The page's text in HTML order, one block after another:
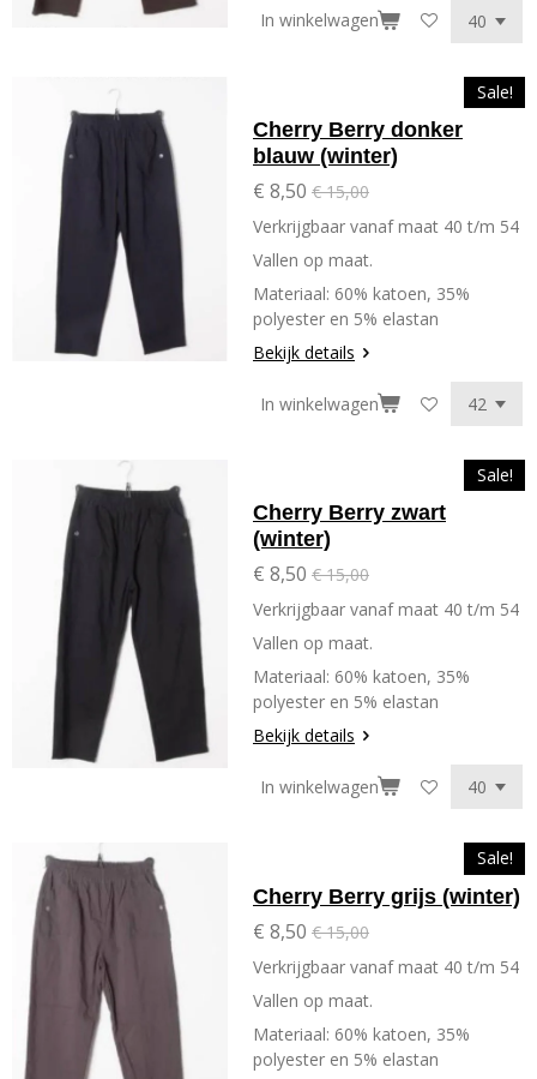
In winkelwagen
Sale!
Cherry Berry donker
blauw (winter)
€ 8,50 € 15,00
Verkrijgbaar vanaf maat 40 t/m 54
Vallen op maat.
Materiaal: 60% katoen, 35%
polyester en 5% elastan
Bekijk details
In winkelwagen
Sale!
Cherry Berry zwart
(winter)
€ 8,50 € 15,00
Verkrijgbaar vanaf maat 40 t/m 54
Vallen op maat.
Materiaal: 60% katoen, 35%
polyester en 5% elastan
Bekijk details
In winkelwagen
Sale!
Cherry Berry grijs (winter)
€ 8,50 € 15,00
Verkrijgbaar vanaf maat 40 t/m 54
Vallen op maat.
Materiaal: 60% katoen, 35%
polyester en 5% elastan